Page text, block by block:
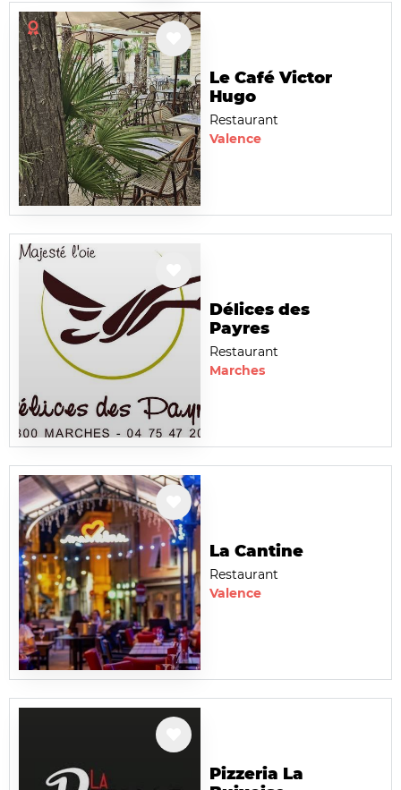
Le Café Victor
Hugo
Restaurant
Valence
Délices des
Payres
Restaurant
Marches
La Cantine
Restaurant
Valence
Pizzeria La